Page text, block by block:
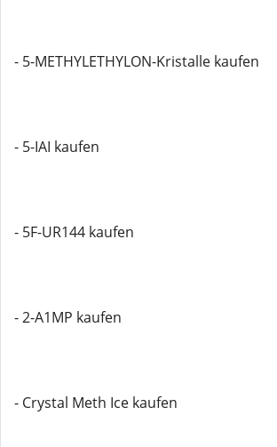
- 5-METHYLETHYLON-Kristalle kaufen
- 5-IAI kaufen
- 5F-UR144 kaufen
- 2-A1MP kaufen
- Crystal Meth Ice kaufen